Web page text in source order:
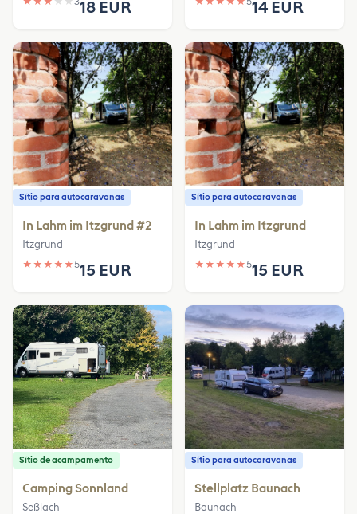
18 EUR 14 EUR
Sítio para autocaravanas
In Lahm im Itzgrund #2
Itzgrund
★ ★ ★ ★ ★515 EUR
Sítio para autocaravanas
In Lahm im Itzgrund
Itzgrund
★ ★ ★ ★ ★515 EUR
Sítio de acampamento
Camping Sonnland
Seßlach
Sítio para autocaravanas
Stellplatz Baunach
Baunach